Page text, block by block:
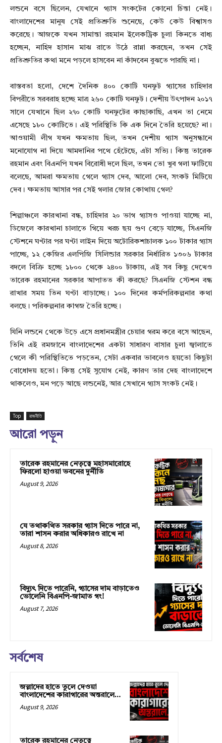
লন্ডনে বসে ছিলেন, যেখানে গ্যাস সংকটের কোনো চিন্তা নেই।
বাংলাদেশের মানুষ সেই প্রতিশ্রুতি শুনেছে, কেউ কেউ বিশ্বাসও
করেছে। আজকে যখন সামান্তা রহমান ইলেকট্রিক চুলা কিনতে বাধ্য
হচ্ছেন, নাহিদ হাসান মাঝ রাতে উঠে রান্না করছেন, তখন সেই
প্রতিশ্রুতির কথা মনে পড়লে হাসবেন না কাঁদবেন বুঝতে পারছি না।
বাস্তবতা হলো, দেশে দৈনিক ৪০০ কোটি ঘনফুট গ্যাসের চাহিদার
বিপরীতে সরবরাহ হচ্ছে মাত্র ২৬০ কোটি ঘনফুট। দেশীয় উৎপাদন ২০১৭
সালে যেখানে ছিল ২৭০ কোটি ঘনফুটের কাছাকাছি, এখন তা নেমে
এসেছে ১৮০ কোটিতে। এই পরিস্থিতি কি এক দিনে তৈরি হয়েছে? না।
আওয়ামী লীগ যখন ক্ষমতায় ছিল, তখন দেশীয় গ্যাস অনুসন্ধানে
মনোযোগ না দিয়ে আমদানির পথে হেঁটেছে, এটা সত্যি। কিন্তু তারেক
রহমান এবং বিএনপি যখন বিরোধী দলে ছিল, তখন তো খুব গলা ফাটিয়ে
বলেছে, আমরা ক্ষমতায় গেলে গ্যাস দেব, আলো দেব, সংকট মিটিয়ে
দেব। ক্ষমতায় আসার পর সেই গলার জোর কোথায় গেল?
শিল্পাঞ্চলে কারখানা বন্ধ, চাহিদার ২০ ভাগ গ্যাসও পাওয়া যাচ্ছে না,
ডিজেলে কারখানা চালাতে গিয়ে খরচ ছয় গুণ বেড়ে যাচ্ছে, সিএনজি
স্টেশনে ঘণ্টার পর ঘণ্টা লাইন দিয়ে অটোরিকশাচালক ১০০ টাকার গ্যাস
পাচ্ছে, ১২ কেজির এলপিজি সিলিন্ডার সরকার নির্ধারিত ১৩০৬ টাকার
বদলে বিক্রি হচ্ছে ১৮০০ থেকে ২৪০০ টাকায়, এই সব কিছু দেখেও
তারেক রহমানের সরকার আপাতত কী করছে? সিএনজি স্টেশন বন্ধ
রাখার সময় তিন ঘণ্টা বাড়াচ্ছে। ১০০ দিনের কর্মপরিকল্পনার কথা
বলছে। পরিকল্পনার কাগজ তৈরি হচ্ছে।
যিনি লন্ডনে থেকে উড়ে এসে প্রধানমন্ত্রীর চেয়ার গরম করে বসে আছেন,
তিনি এই রমজানে বাংলাদেশের একটা সাধারণ বাসার চুলা জ্বালাতে
গেলে কী পরিস্থিতিতে পড়তেন, সেটা একবার ভাবলেও হয়তো কিছুটা
বোধোদয় হতো। কিন্তু সেই সুযোগ নেই, কারণ তার দেহ বাংলাদেশে
থাকলেও, মন পড়ে আছে লন্ডনেই, আর সেখানে গ্যাস সংকট নেই।
Top রাজনীতি
আরো পড়ুন
তারেক রহমানের নেতৃত্বে মহাসমারোহে
ফিরলো হাওয়া ভবনের দুর্নীতি
August 9, 2026
যে তথাকথিত সরকার গ্যাস দিতে পারে না,
তারা শাসন করার অধিকারও রাখে না
August 8, 2026
বিদ্যুৎ দিতে পারেনি, গ্যাসের দাম বাড়াতেও
ভোলেনি বিএনপি-জামাত গং!
August 7, 2026
সর্বশেষ
জল্লাদের হাতে তুলে দেওয়া
বাংলাদেশের কারাগারের অন্তরালে…
August 9, 2026
তারেক রহমানের নেতৃত্বে